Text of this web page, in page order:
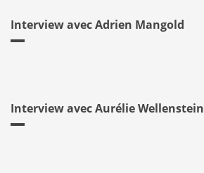
Interview avec Adrien Mangold
Interview avec Aurélie Wellenstein